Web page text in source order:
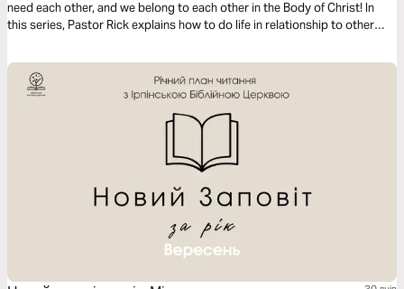
need each other, and we belong to each other in the Body of Christ! In
this series, Pastor Rick explains how to do life in relationship to other